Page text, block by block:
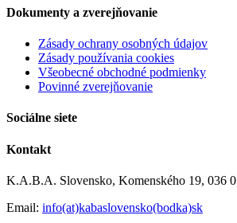
Dokumenty a zverejňovanie
Zásady ochrany osobných údajov
Zásady používania cookies
Všeobecné obchodné podmienky
Povinné zverejňovanie
Sociálne siete
Kontakt
K.A.B.A. Slovensko, Komenského 19, 036
Email: info(at)kabaslovensko(bodka)sk